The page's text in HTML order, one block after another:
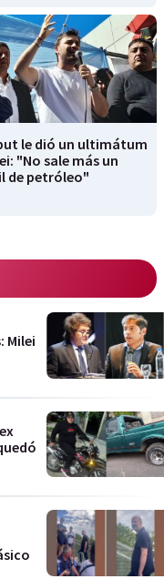
le dió un ultimátum
"No sale más un
de petróleo"
Milei